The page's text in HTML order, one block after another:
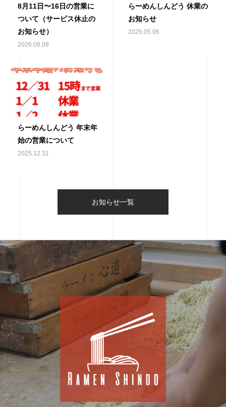
8月11日〜16日の営業に
ついて（サービス休止の
お知らせ）
2026.08.08
らーめんしんどう 休業の
お知らせ
2026.05.06
らーめんしんどう 年末年
始の営業について
2025.12.31
お知らせ一覧